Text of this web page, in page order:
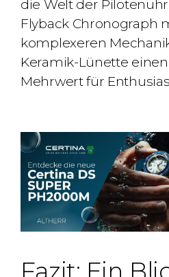
die Welt der
Flyback Chronograph
komplexeren
Keramik-Lünette
Mehrwert für